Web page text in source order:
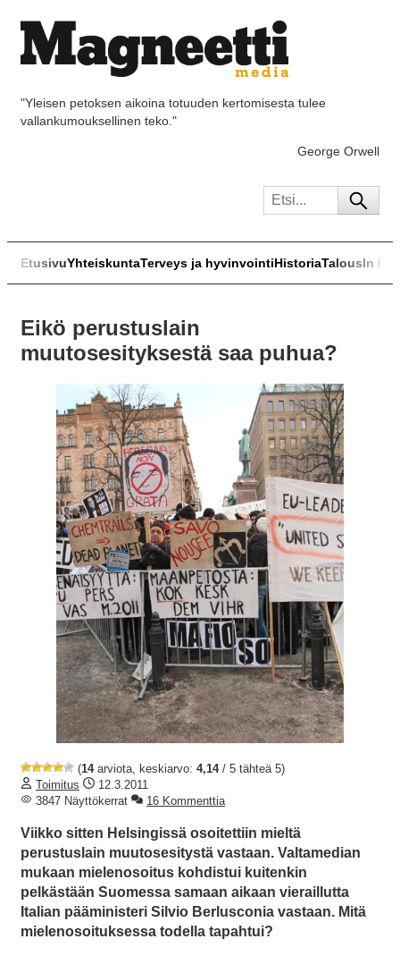
"Yleisen petoksen aikoina totuuden kertomisesta tulee
vallankumouksellinen teko."
George Orwell
EtusivuYhteiskuntaTerveys ja hyvinvointiHistoriaTalousIn
Eikö perustuslain
muutosesityksestä saa puhua?
(14arviota, keskiarvo: 4,14/ 5 tähteä 5)
Toimitus
12.3.2011
3847 Näyttökerrat
16 Kommenttia
Viikko sitten Helsingissä osoitettiin mieltä
perustuslain muutosesitystä vastaan. Valtamedian
mukaan mielenosoitus kohdistui kuitenkin
pelkästään Suomessa samaan aikaan vieraillutta
Italian pääministeri Silvio Berlusconia vastaan. Mitä
mielenosoituksessa todella tapahtui?